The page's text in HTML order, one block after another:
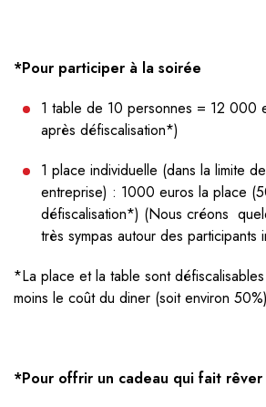
*Pour participer à la soirée
1 table de 10 personnes = 12 000
après défiscalisation*)
1 place individuelle (dans la limite
entreprise) : 1000 euros la place
défiscalisation*) (Nous créons
très sympas autour des participants
*La place et la table sont
moins le coût du diner (soit environ 50%)
*Pour offrir un cadeau qui fait rêver